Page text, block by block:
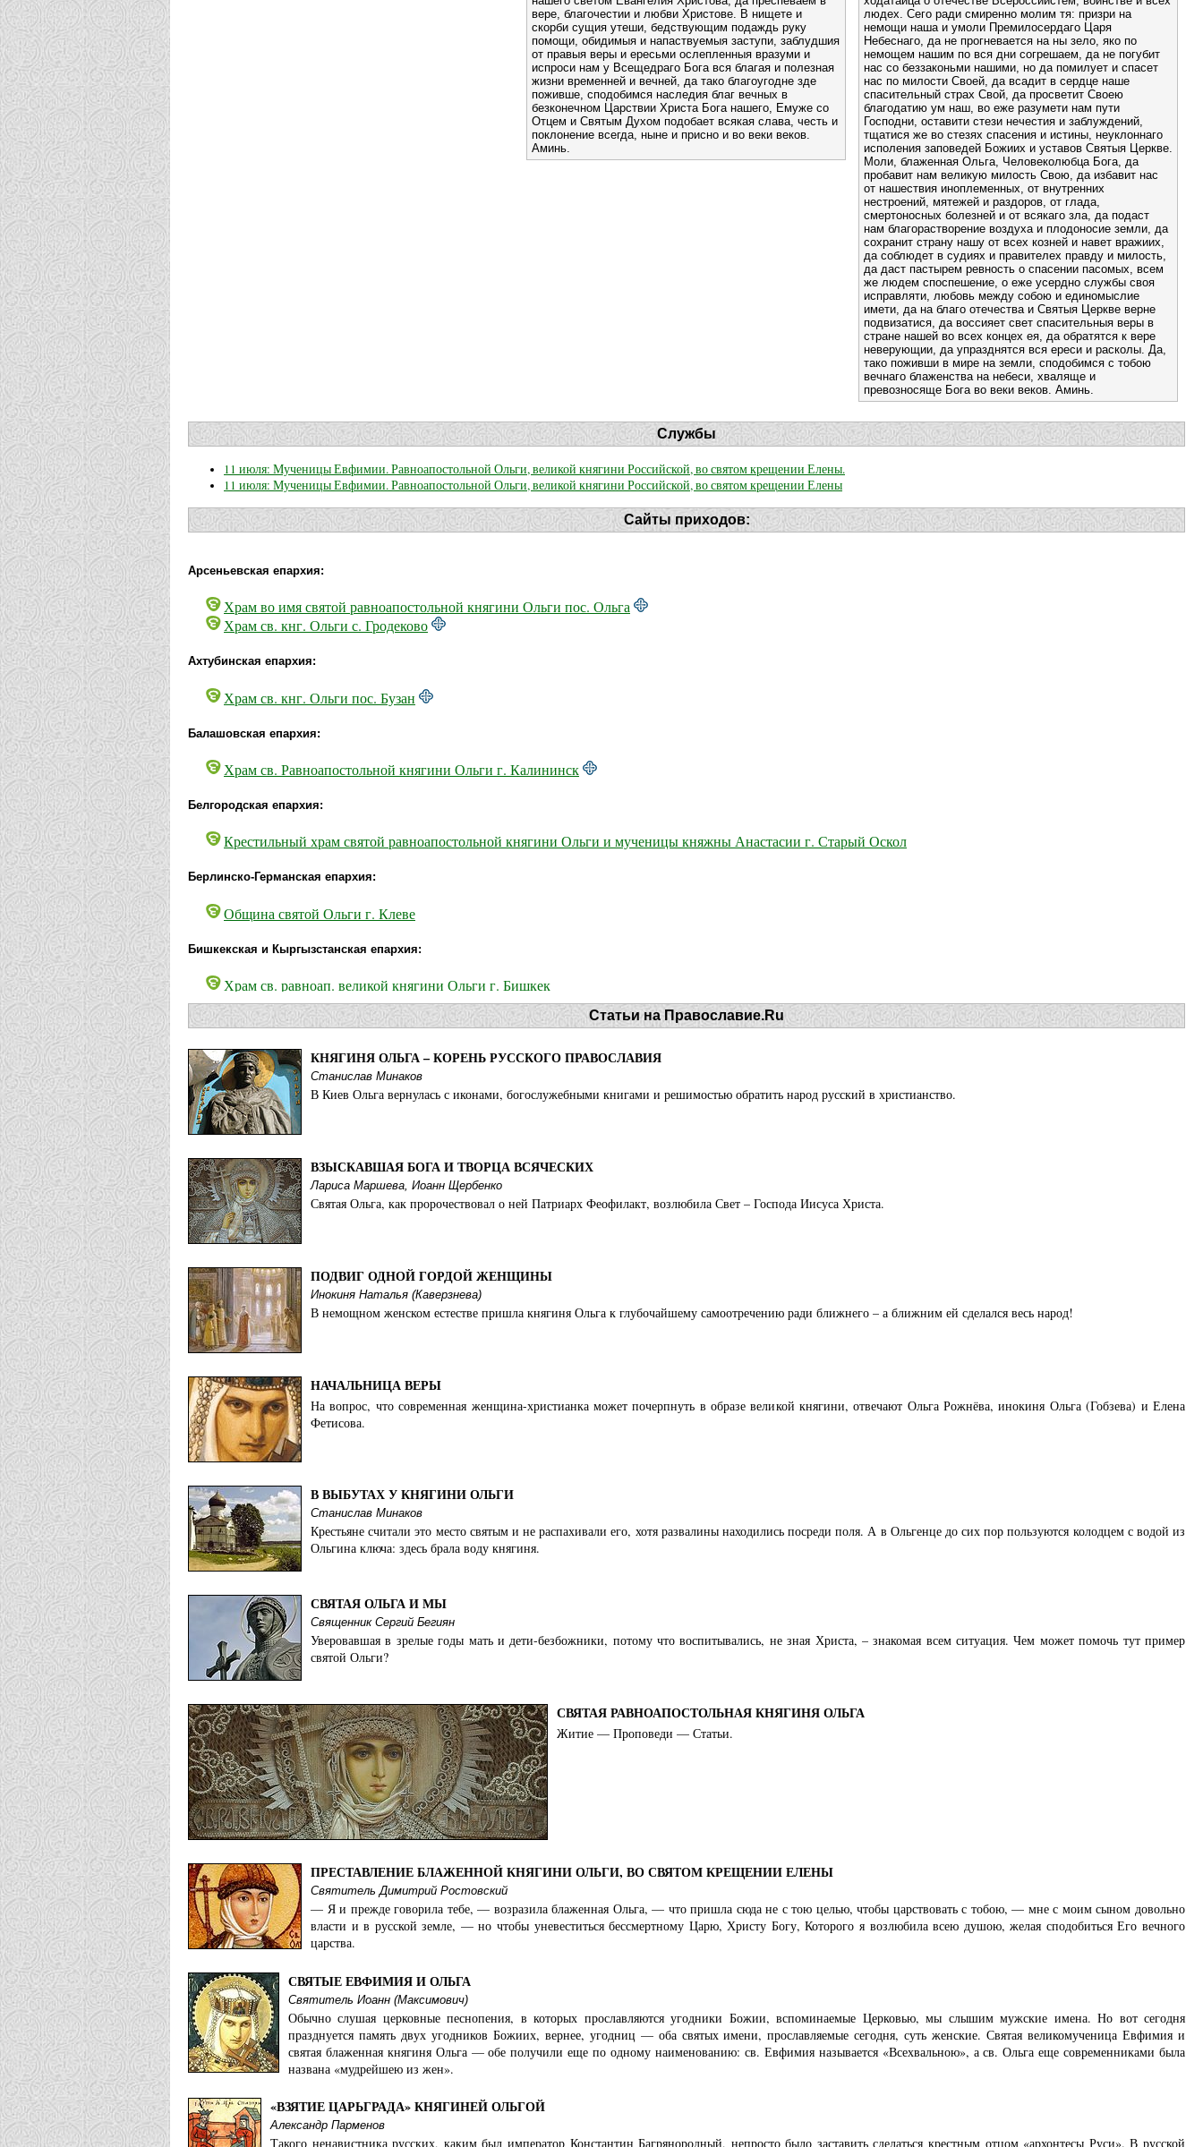
вере, благочестии и любви Христове. В нищете и
скорби сущия утеши, бедствующим подаждь руку
помощи, обидимыя и напаствуемыя заступи, заблудшия
от правыя веры и ересьми ослепленныя вразуми и
испроси нам у Всещедраго Бога вся благая и полезная
жизни временней и вечней, да тако благоугодне зде
поживше, сподобимся наследия благ вечных в
безконечном Царствии Христа Бога нашего, Емуже со
Отцем и Святым Духом подобает всякая слава, честь и
поклонение всегда, ныне и присно и во веки веков.
Аминь.
людех. Сего ради смиренно молим тя: призри на
немощи наша и умоли Премилосердаго Царя
Небеснаго, да не прогне­вается на ны зело, яко по
немощем нашим по вся дни согрешаем, да не погубит
нас со беззаконьми нашими, но да помилует и спасет
нас по милости Своей, да всадит в сердце наше
спасительный страх Свой, да просветит Своею
благодатию ум наш, во еже разумети нам пути
Господни, оставити стези нечестия и заблуждений,
тщатися же во стезях спасения и истины, неуклоннаго
исполения заповедей Божиих и уставов Святыя Церкве.
Моли, блаженная Ольга, Челове­колюбца Бога, да
пробавит нам великую милость Свою, да избавит нас
от нашествия иноплеменных, от внутренних
нестроений, мятежей и раздоров, от глада,
смертоносных болезней и от всякаго зла, да подаст
нам благорастворение воздуха и плодоносие земли, да
сохранит страну нашу от всех козней и навет вражиих,
да соблюдет в судиях и правителех правду и милость,
да даст пастырем ревность о спасении пасомых, всем
же людем споспешение, о еже усердно службы своя
исправляти, любовь между собою и единомыслие
имети, да на благо отечества и Святыя Церкве верне
подвизатися, да воссияет свет спасительныя веры в
стране нашей во всех концех ея, да обратятся к вере
неверующии, да упразднятся вся ереси и расколы. Да,
тако поживши в мире на земли, сподобимся с тобою
вечнаго блаженства на небеси, хваляще и
превозносяще Бога во веки веков. Аминь.
Службы
11 июля: Мученицы Евфимии. Равноапостольной Ольги, великой княгини Российской, во святом крещении Елены.
11 июля: Мученицы Евфимии. Равноапостольной Ольги, великой княгини Российской, во святом крещении Елены
Сайты приходов:
Арсеньевская епархия:
Храм во имя святой равноапостольной княгини Ольги пос. Ольга
Храм св. кнг. Ольги с. Гродеково
Ахтубинская епархия:
Храм св. кнг. Ольги пос. Бузан
Балашовская епархия:
Храм св. Равноапостольной княгини Ольги г. Калининск
Белгородская епархия:
Крестильный храм святой равноапостольной княгини Ольги и мученицы княжны Анастасии г. Старый Оскол
Берлинско-Германская епархия:
Община святой Ольги г. Клеве
Бишкекская и Кыргызстанская епархия:
Храм св. равноап. великой княгини Ольги г. Бишкек
Валуйская епархия:
Храм святой равноапостольной княгини Ольги с. Зенино
Владимирская епархия:
Свято-Воскресенский храм г. Владимир
Волгоградская епархия:
Храм св. кнг. Ольги пос. Максима Горького
Выборгская епархия:
Храм равноап. княгини Ольги дер. Новое Девяткино
Вяземская епархия:
Храм св. кнг. Ольги дер. Замыцкое
Екатеринодарская епархия:
Храм святой княгини Ольги с. Ольгинка
Запорожская епархия:
Храм в честь равноапостольной княгини Ольги г. Запорожье
Калачевская епархия:
Храм святой равноапостольной княгини Ольги пос. Пятиморск
Калининградская епархия:
Храм св. равноап. княгини Ольги г. Калининград
Калужская епархия:
Храм свв. кнн. Владимира и Ольги г. Обнинск
Каменская епархия:
Храм Равноапостольной Великой Княгини Ольги г. Днепродзержинск
Канская епархия:
Кемеровская епархия:
Храм св. кнг. Ольги пос. Калачево
Храм великой княгини Ольги г. Киев
Красноярская епархия:
Собор Троицы Живоначальной г. Шарыпово
Луганская епархия:
Свято-Ольгинский женский монастырь г. Луганск
Статьи на Православие.Ru
КНЯГИНЯ ОЛЬГА – КОРЕНЬ РУССКОГО ПРАВОСЛАВИЯ
Станислав Минаков
В Киев Ольга вернулась с иконами, богослужебными книгами и решимостью обратить народ русский в христианство.
ВЗЫСКАВШАЯ БОГА И ТВОРЦА ВСЯЧЕСКИХ
Лариса Маршева, Иоанн Щербенко
Святая Ольга, как пророчествовал о ней Патриарх Феофилакт, возлюбила Свет – Господа Иисуса Христа.
ПОДВИГ ОДНОЙ ГОРДОЙ ЖЕНЩИНЫ
Инокиня Наталья (Каверзнева)
В немощном женском естестве пришла княгиня Ольга к глубочайшему самоотречению ради ближнего – а ближним ей сделался весь народ!
НАЧАЛЬНИЦА ВЕРЫ
На вопрос, что современная женщина-христианка может почерпнуть в образе великой княгини, отвечают Ольга Рожнёва, инокиня Ольга (Гобзева) и Елена
Фетисова.
В ВЫБУТАХ У КНЯГИНИ ОЛЬГИ
Станислав Минаков
Крестьяне считали это место святым и не распахивали его, хотя развалины находились посреди поля. А в Ольгенце до сих пор пользуются колодцем с водой из
Ольгина ключа: здесь брала воду княгиня.
СВЯТАЯ ОЛЬГА И МЫ
Священник Сергий Бегиян
Уверовавшая в зрелые годы мать и дети-безбожники, потому что воспитывались, не зная Христа, – знакомая всем ситуация. Чем может помочь тут пример
святой Ольги?
СВЯТАЯ РАВНОАПОСТОЛЬНАЯ КНЯГИНЯ ОЛЬГА
Житие — Проповеди — Статьи.
ПРЕСТАВЛЕНИЕ БЛАЖЕННОЙ КНЯГИНИ ОЛЬГИ, ВО СВЯТОМ КРЕЩЕНИИ ЕЛЕНЫ
Святитель Димитрий Ростовский
— Я и прежде говорила тебе, — возразила блаженная Ольга, — что пришла сюда не с тою целью, чтобы царствовать с тобою, — мне с моим сыном довольно
власти и в русской земле, — но чтобы уневеститься бессмертному Царю, Христу Богу, Которого я возлюбила всею душою, желая сподобиться Его вечного
царства.
СВЯТЫЕ ЕВФИМИЯ И ОЛЬГА
Святитель Иоанн (Максимович)
Обычно слушая церковные песнопения, в которых прославляются угодники Божии, вспоминаемые Церковью, мы слышим мужские имена. Но вот сегодня
празднуется память двух угодников Божиих, вернее, угодниц — оба святых имени, прославляемые сегодня, суть женские. Святая великомученица Евфимия и
святая блаженная княгиня Ольга — обе получили еще по одному наименованию: св. Евфимия называется «Всехвальною», а св. Ольга еще современниками была
названа «мудрейшею из жен».
«ВЗЯТИЕ ЦАРЬГРАДА» КНЯГИНЕЙ ОЛЬГОЙ
Александр Парменов
Такого ненавистника русских, каким был император Константин Багрянородный, непросто было заставить сделаться крестным отцом «архонтесы Руси». В русской